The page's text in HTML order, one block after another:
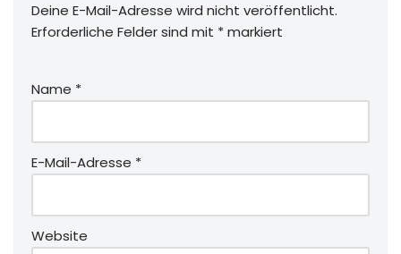
Deine E-Mail-Adresse wird nicht veröffentlicht.
Erforderliche Felder sind mit *markiert
Name *
E-Mail-Adresse *
Website